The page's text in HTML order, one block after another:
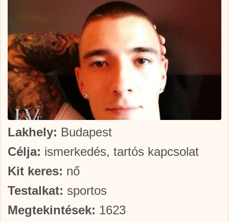
Lakhely: Budapest
Célja: ismerkedés, tartós kapcsolat
Kit keres: nő
Testalkat: sportos
Megtekintések: 1623